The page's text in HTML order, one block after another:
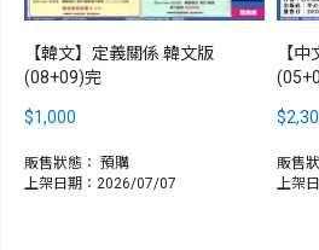
【韓文】定義關係 韓文版
(08+09)完
$1,000
販售狀態： 預購
上架日期：2026/07/07
【
販售
上架